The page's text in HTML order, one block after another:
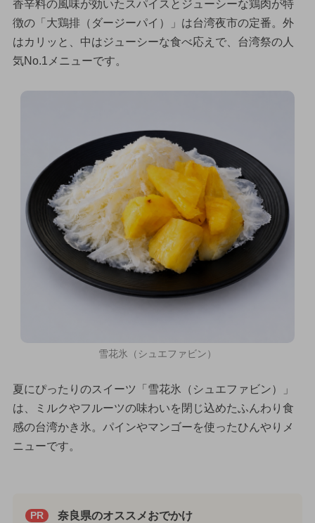
香辛料の風味が効いたスパイスとジューシーな鶏肉が特
徴の「大鶏排（ダージーパイ）」は台湾夜市の定番。外
はカリッと、中はジューシーな食べ応えで、台湾祭の人
気No.1メニューです。
雪花氷（シュエファビン）
夏にぴったりのスイーツ「雪花氷（シュエファビン）」
は、ミルクやフルーツの味わいを閉じ込めたふんわり食
感の台湾かき氷。パインやマンゴーを使ったひんやりメ
ニューです。
PR 奈良県のオススメおでかけ